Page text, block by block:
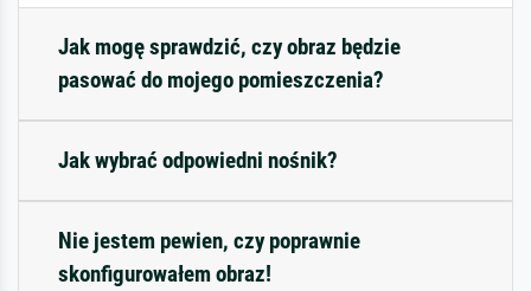
Jak mogę sprawdzić, czy obraz będzie
pasować do mojego pomieszczenia?
Jak wybrać odpowiedni nośnik?
Nie jestem pewien, czy poprawnie
skonfigurowałem obraz!